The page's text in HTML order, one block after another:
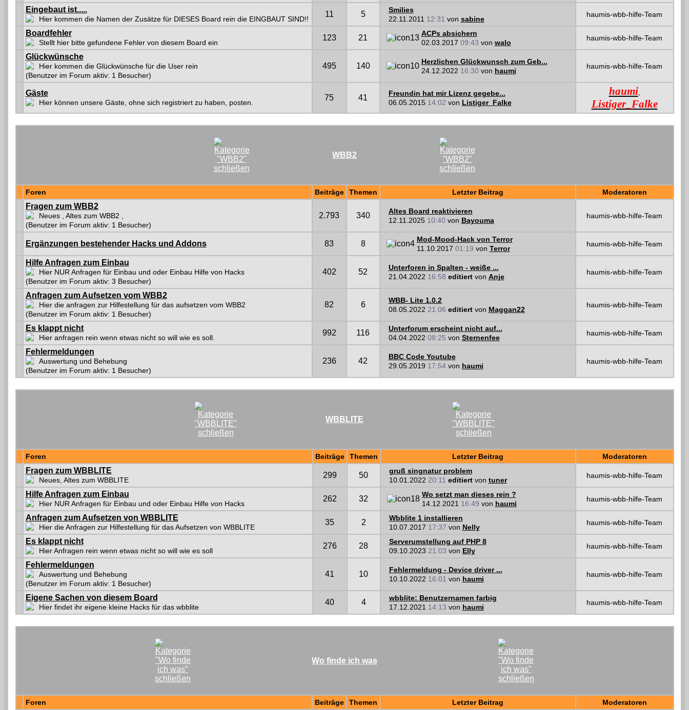
Eingebaut ist.....
Hier kommen die Namen der Zusätze für DIESES Board rein die EINGBAUT SIND!!
11 5
Smilies
22.11.2011 12:31 von sabine
haumis-wbb-hilfe-Team
Boardfehler
Stellt hier bitte gefundene Fehler von diesem Board ein
123 21
ACPs absichern
02.03.2017 09:43 von walo
haumis-wbb-hilfe-Team
Glückwünsche
Hier kommen die Glückwünsche für die User rein
(Benutzer im Forum aktiv: 1 Besucher)
495 140
Herzlichen Glückwunsch zum Geb...
24.12.2022 16:30 von haumi
haumis-wbb-hilfe-Team
Gäste
Hier können unsere Gäste, ohne sich registriert zu haben, posten.
75 41
Freundin hat mir Lizenz gegebe...
06.05.2015 14:02 von Listiger_Falke
haumi
Listiger_Falke
WBB2
Foren Beiträge Themen Letzter Beitrag Moderatoren
Fragen zum WBB2
Neues , Altes zum WBB2 ,
(Benutzer im Forum aktiv: 1 Besucher)
2.793 340
Altes Board reaktivieren
12.11.2025 10:40 von Bayouma
haumis-wbb-hilfe-Team
Ergänzungen bestehender Hacks und Addons 83 8
Mod-Mood-Hack von Terror
11.10.2017 01:19 von Terror
haumis-wbb-hilfe-Team
Hilfe Anfragen zum Einbau
Hier NUR Anfragen für Einbau und oder Einbau Hilfe von Hacks
(Benutzer im Forum aktiv: 3 Besucher)
402 52
Unterforen in Spalten - weiße ...
21.04.2022 16:58 editiertvon Anje
haumis-wbb-hilfe-Team
Anfragen zum Aufsetzen vom WBB2
Hier die anfragen zur Hilfestellung für das aufsetzen vom WBB2
(Benutzer im Forum aktiv: 1 Besucher)
82 6
WBB- Lite 1.0.2
08.05.2022 21:06 editiertvon Maggan22
haumis-wbb-hilfe-Team
Es klappt nicht
Hier anfragen rein wenn etwas nicht so will wie es soll.
992 116
Unterforum erscheint nicht auf...
04.04.2022 08:25 von Sternenfee
haumis-wbb-hilfe-Team
Fehlermeldungen
Auswertung und Behebung
(Benutzer im Forum aktiv: 1 Besucher)
236 42
BBC Code Youtube
29.05.2019 17:54von haumi
haumis-wbb-hilfe-Team
WBBLITE
Foren Beiträge Themen Letzter Beitrag Moderatoren
Fragen zum WBBLITE
Neues, Altes zum WBBLITE
299 50
gruß singnatur problem
10.01.2022 20:11 editiertvon tuner
haumis-wbb-hilfe-Team
Hilfe Anfragen zum Einbau
Hier NUR Anfragen für Einbau und oder Einbau Hilfe von Hacks
262 32
Wo setzt man dieses rein ?
14.12.2021 16:49 von haumi
haumis-wbb-hilfe-Team
Anfragen zum Aufsetzen von WBBLITE
Hier die Anfragen zur Hilfestellung für das Aufsetzen von WBBLITE
35 2
Wbblite 1 installieren
10.07.2017 17:37 von Nelly
haumis-wbb-hilfe-Team
Es klappt nicht
Hier Anfragen rein wenn etwas nicht so will wie es soll
276 28
Serverumstellung auf PHP 8
09.10.2023 21:03 von Elly
haumis-wbb-hilfe-Team
Fehlermeldungen
Auswertung und Behebung
(Benutzer im Forum aktiv: 1 Besucher)
41 10
Fehlermeldung - Device driver ...
10.10.2022 16:01 von haumi
haumis-wbb-hilfe-Team
Eigene Sachen von diesem Board
Hier findet ihr eigene kleine Hacks für das wbblite
40 4
wbblite: Benutzernamen farbig
17.12.2021 14:13 von haumi
haumis-wbb-hilfe-Team
Wo finde ich was
Foren Beiträge Themen Letzter Beitrag Moderatoren